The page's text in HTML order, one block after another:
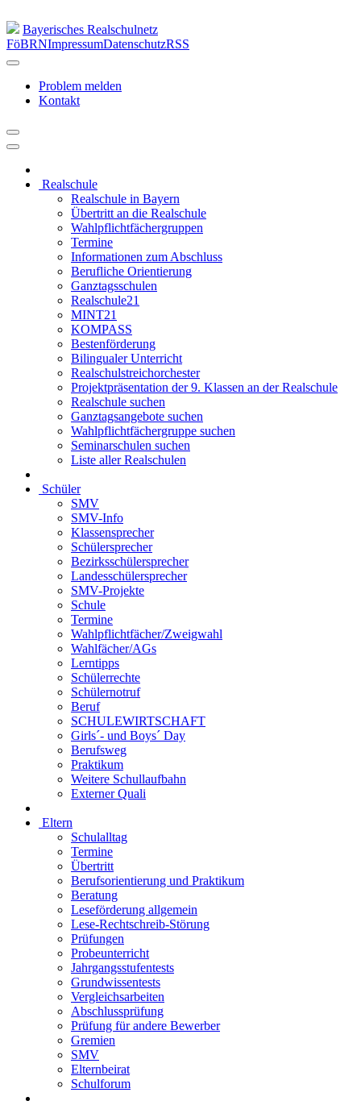
Bayerisches Realschulnetz
FöBRNImpressumDatenschutzRSS
Problem melden
Kontakt
Realschule
Realschule in Bayern
Übertritt an die Realschule
Wahlpflichtfächergruppen
Termine
Informationen zum Abschluss
Berufliche Orientierung
Ganztagsschulen
Realschule21
MINT21
KOMPASS
Bestenförderung
Bilingualer Unterricht
Realschulstreichorchester
Projektpräsentation der 9. Klassen an der Realschule
Realschule suchen
Ganztagsangebote suchen
Wahlpflichtfächergruppe suchen
Seminarschulen suchen
Liste aller Realschulen
Schüler
SMV
SMV-Info
Klassensprecher
Schülersprecher
Bezirksschülersprecher
Landesschülersprecher
SMV-Projekte
Schule
Termine
Wahlpflichtfächer/Zweigwahl
Wahlfächer/AGs
Lerntipps
Schülerrechte
Schülernotruf
Beruf
SCHULEWIRTSCHAFT
Girls´- und Boys´ Day
Berufsweg
Praktikum
Weitere Schullaufbahn
Externer Quali
Eltern
Schulalltag
Termine
Übertritt
Berufsorientierung und Praktikum
Beratung
Leseförderung allgemein
Lese-Rechtschreib-Störung
Prüfungen
Probeunterricht
Jahrgangsstufentests
Grundwissentests
Vergleichsarbeiten
Abschlussprüfung
Prüfung für andere Bewerber
Gremien
SMV
Elternbeirat
Schulforum